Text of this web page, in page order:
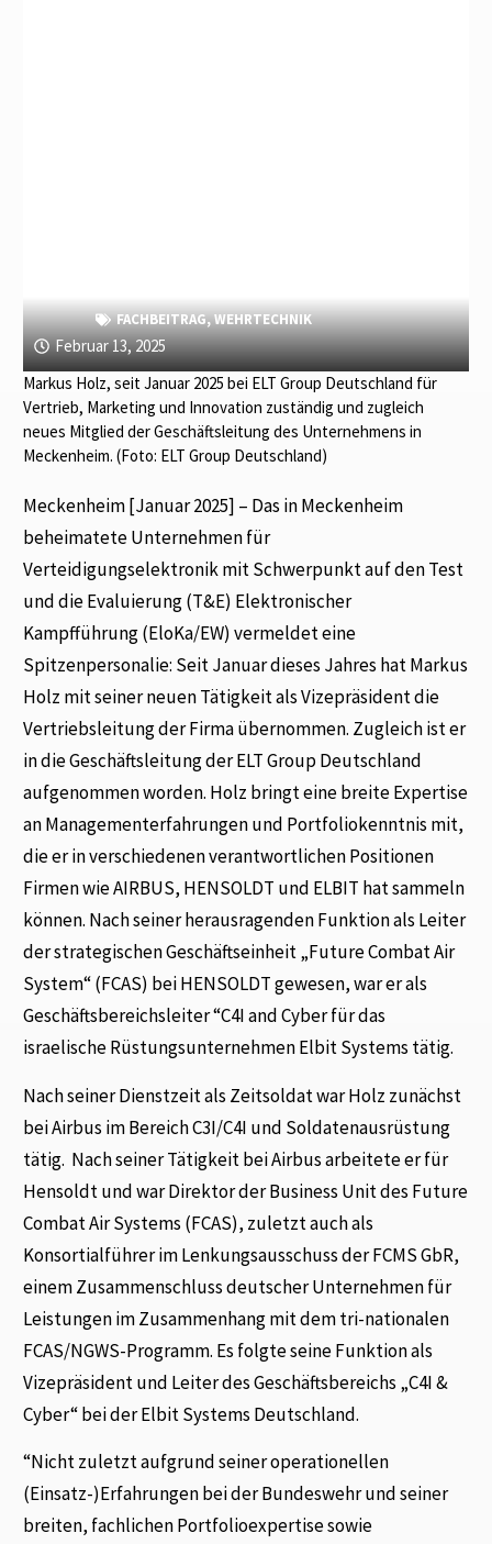
FACHBEITRAG,WEHRTECHNIK
Februar 13, 2025
Markus Holz, seit Januar 2025 bei ELT Group Deutschland für
Vertrieb, Marketing und Innovation zuständig und zugleich
neues Mitglied der Geschäftsleitung des Unternehmens in
Meckenheim. (Foto: ELT Group Deutschland)
Meckenheim [Januar 2025] – Das in Meckenheim
beheimatete Unternehmen für
Verteidigungselektronik mit Schwerpunkt auf den Test
und die Evaluierung (T&E) Elektronischer
Kampfführung (EloKa/EW) vermeldet eine
Spitzenpersonalie: Seit Januar dieses Jahres hat Markus
Holz mit seiner neuen Tätigkeit als Vizepräsident die
Vertriebsleitung der Firma übernommen. Zugleich ist er
in die Geschäftsleitung der ELT Group Deutschland
aufgenommen worden. Holz bringt eine breite Expertise
an Managementerfahrungen und Portfoliokenntnis mit,
die er in verschiedenen verantwortlichen Positionen
Firmen wie AIRBUS, HENSOLDT und ELBIT hat sammeln
können. Nach seiner herausragenden Funktion als Leiter
der strategischen Geschäftseinheit „Future Combat Air
System“ (FCAS) bei HENSOLDT gewesen, war er als
Geschäftsbereichsleiter “C4I and Cyber für das
israelische Rüstungsunternehmen Elbit Systems tätig.
Nach seiner Dienstzeit als Zeitsoldat war Holz zunächst
bei Airbus im Bereich C3I/C4I und Soldatenausrüstung
tätig. Nach seiner Tätigkeit bei Airbus arbeitete er für
Hensoldt und war Direktor der Business Unit des Future
Combat Air Systems (FCAS), zuletzt auch als
Konsortialführer im Lenkungsausschuss der FCMS GbR,
einem Zusammenschluss deutscher Unternehmen für
Leistungen im Zusammenhang mit dem tri-nationalen
FCAS/NGWS-Programm. Es folgte seine Funktion als
Vizepräsident und Leiter des Geschäftsbereichs „C4I &
Cyber“ bei der Elbit Systems Deutschland.
“Nicht zuletzt aufgrund seiner operationellen
(Einsatz-)Erfahrungen bei der Bundeswehr und seiner
breiten, fachlichen Portfolioexpertise sowie